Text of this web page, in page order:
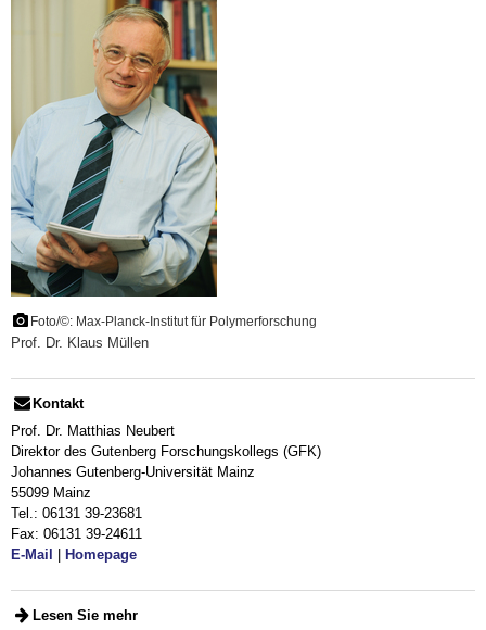
Foto/©: Max-Planck-Institut für Polymerforschung
Prof. Dr. Klaus Müllen
Kontakt
Prof. Dr. Matthias Neubert
Direktor des Gutenberg Forschungskollegs (GFK)
Johannes Gutenberg-Universität Mainz
55099 Mainz
Tel.: 06131 39-23681
Fax: 06131 39-24611
E-Mail
Homepage
Lesen Sie mehr